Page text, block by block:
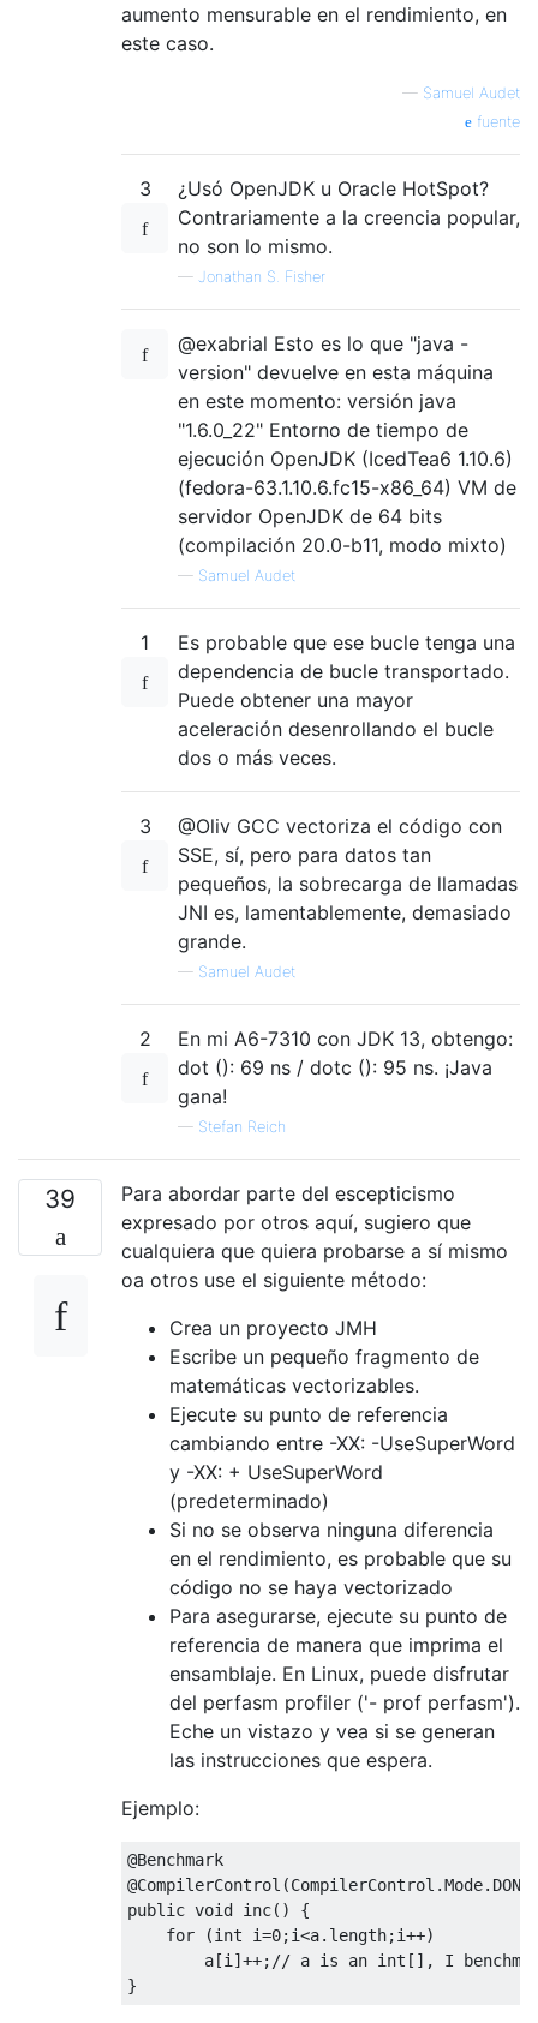
aumento mensurable en el rendimiento, en
este caso.
— Samuel Audet
fuente
3
¿Usó OpenJDK u Oracle HotSpot?
Contrariamente a la creencia popular,
no son lo mismo.
— Jonathan S. Fisher
@exabrial Esto es lo que "java -
version" devuelve en esta máquina
en este momento: versión java
"1.6.0_22" Entorno de tiempo de
ejecución OpenJDK (IcedTea6 1.10.6)
(fedora-63.1.10.6.fc15-x86_64) VM de
servidor OpenJDK de 64 bits
(compilación 20.0-b11, modo mixto)
— Samuel Audet
1
Es probable que ese bucle tenga una
dependencia de bucle transportado.
Puede obtener una mayor
aceleración desenrollando el bucle
dos o más veces.
3
@Oliv GCC vectoriza el código con
SSE, sí, pero para datos tan
pequeños, la sobrecarga de llamadas
JNI es, lamentablemente, demasiado
grande.
— Samuel Audet
2
En mi A6-7310 con JDK 13, obtengo:
dot (): 69 ns / dotc (): 95 ns. ¡Java
gana!
— Stefan Reich
39
Para abordar parte del escepticismo
expresado por otros aquí, sugiero que
cualquiera que quiera probarse a sí mismo
oa otros use el siguiente método:
Crea un proyecto JMH
Escribe un pequeño fragmento de
matemáticas vectorizables.
Ejecute su punto de referencia
cambiando entre -XX: -UseSuperWord
y -XX: + UseSuperWord
(predeterminado)
Si no se observa ninguna diferencia
en el rendimiento, es probable que su
código no se haya vectorizado
Para asegurarse, ejecute su punto de
referencia de manera que imprima el
ensamblaje. En Linux, puede disfrutar
del perfasm profiler ('- prof perfasm').
Eche un vistazo y vea si se generan
las instrucciones que espera.
Ejemplo:
@Benchmark
@CompilerControl (CompilerControl .Mode.
public void inc()
{
for
(int i=0;i<a. length;i++)
        a
[i ]++; // a is an int[], I
}